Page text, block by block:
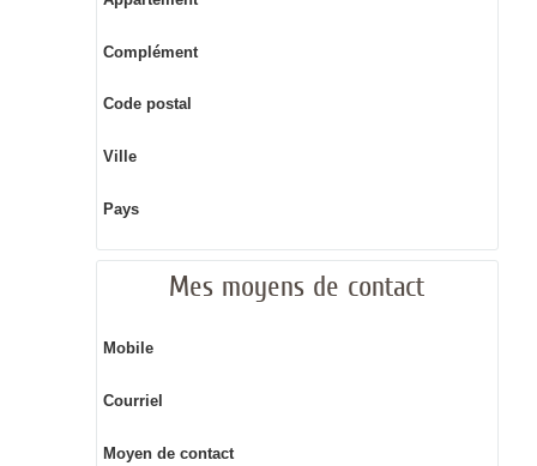
Complément
Code postal
Ville
Pays
Mes moyens de contact
Mobile
Courriel
Moyen de contact